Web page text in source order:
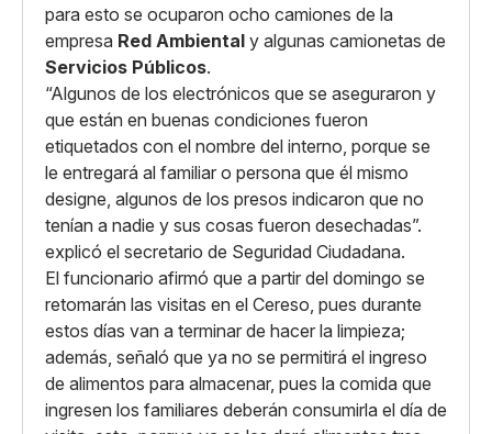
para esto se ocuparon ocho camiones de la
empresa Red Ambiental y algunas camionetas de
Servicios Públicos.
“Algunos de los electrónicos que se aseguraron y
que están en buenas condiciones fueron
etiquetados con el nombre del interno, porque se
le entregará al familiar o persona que él mismo
designe, algunos de los presos indicaron que no
tenían a nadie y sus cosas fueron desechadas”.
explicó el secretario de Seguridad Ciudadana.
El funcionario afirmó que a partir del domingo se
retomarán las visitas en el Cereso, pues durante
estos días van a terminar de hacer la limpieza;
además, señaló que ya no se permitirá el ingreso
de alimentos para almacenar, pues la comida que
ingresen los familiares deberán consumirla el día de